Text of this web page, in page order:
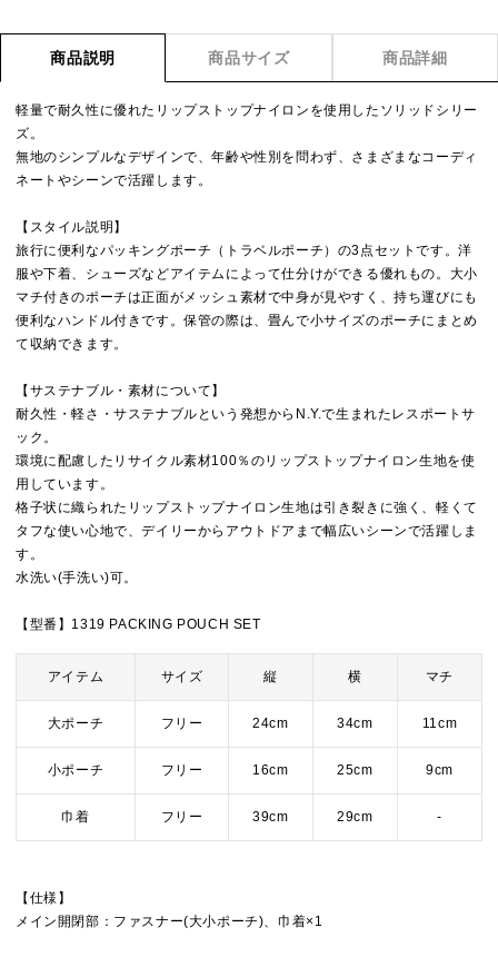
商品説明 商品サイズ 商品詳細
軽量で耐久性に優れたリップストップナイロンを使用したソリッドシリー
ズ。
無地のシンプルなデザインで、年齢や性別を問わず、さまざまなコーディ
ネートやシーンで活躍します。
【スタイル説明】
旅行に便利なパッキングポーチ（トラベルポーチ）の3点セットです。洋
服や下着、シューズなどアイテムによって仕分けができる優れもの。大小
マチ付きのポーチは正面がメッシュ素材で中身が見やすく、持ち運びにも
便利なハンドル付きです。保管の際は、畳んで小サイズのポーチにまとめ
て収納できます。
【サステナブル・素材について】
耐久性・軽さ・サステナブルという発想からN.Y.で生まれたレスポートサ
ック。
環境に配慮したリサイクル素材100％のリップストップナイロン生地を使
用しています。
格子状に織られたリップストップナイロン生地は引き裂きに強く、軽くて
タフな使い心地で、デイリーからアウトドアまで幅広いシーンで活躍しま
す。
水洗い(手洗い)可。
【型番】1319 PACKING POUCH SET
アイテム サイズ 縦 横 マチ
大ポーチ フリー 24cm 34cm 11cm
小ポーチ フリー 16cm 25cm 9cm
巾着 フリー 39cm 29cm -
【仕様】
メイン開閉部：ファスナー(大小ポーチ)、巾着×1